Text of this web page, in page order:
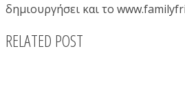
δημιουργήσει και το
RELATED POST